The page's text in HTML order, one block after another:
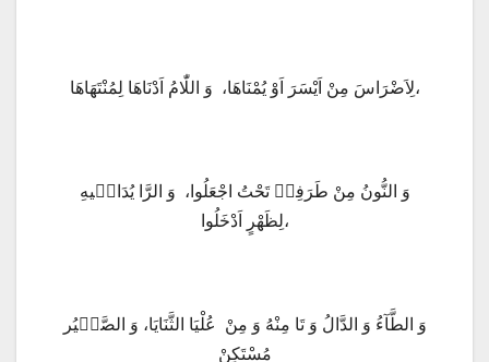
لِاَضْرَاسَ مِنْ اَيْسَرَ اَوْ يُمْنَاهَا، وَ اللّٰامُ اَدْنَاهَا لِمُنْتَهَاهَا،
وَ النُّونُ مِنْ طَرَفِهٖ تَحْتُ اجْعَلُوا، وَ الرَّا يُدَانٖيهِ
لِظَهْرٍ اَدْخَلُوا،
وَ الطَّآءُ وَ الدَّالُ وَ تَا مِنْهُ وَ مِنْ عُلْيَا الثَّنَايَا، وَ الصَّفٖيُر
مُسْتَكِنْ